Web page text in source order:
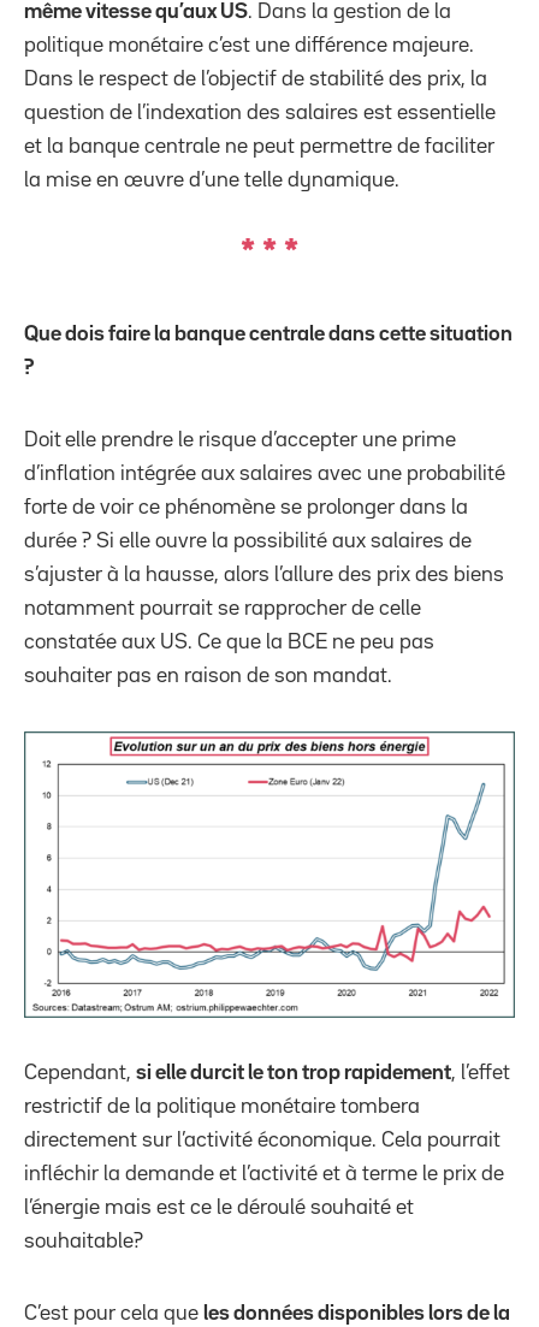
même vitesse qu’aux US. Dans la gestion de la
politique monétaire c’est une différence majeure.
Dans le respect de l’objectif de stabilité des prix, la
question de l’indexation des salaires est essentielle
et la banque centrale ne peut permettre de faciliter
la mise en œuvre d’une telle dynamique.
* * *
Que dois faire la banque centrale dans cette situation
?
Doitelle prendre le risque d’accepter une prime
d’inflation intégrée aux salaires avec une probabilité
forte de voir ce phénomène se prolonger dans la
durée ? Si elle ouvre la possibilité aux salaires de
s’ajuster à la hausse, alors l’allure des prix des biens
notamment pourrait se rapprocher de celle
constatée aux US. Ce que la BCE ne peu pas
souhaiter pas en raison de son mandat.
Cependant, si elle durcit le ton trop rapidement, l’effet
restrictif de la politique monétaire tombera
directement sur l’activité économique. Cela pourrait
infléchir la demande et l’activité et à terme le prix de
l’énergie mais est ce le déroulé souhaité et
souhaitable?
C’est pour cela que les données disponibles lors de la